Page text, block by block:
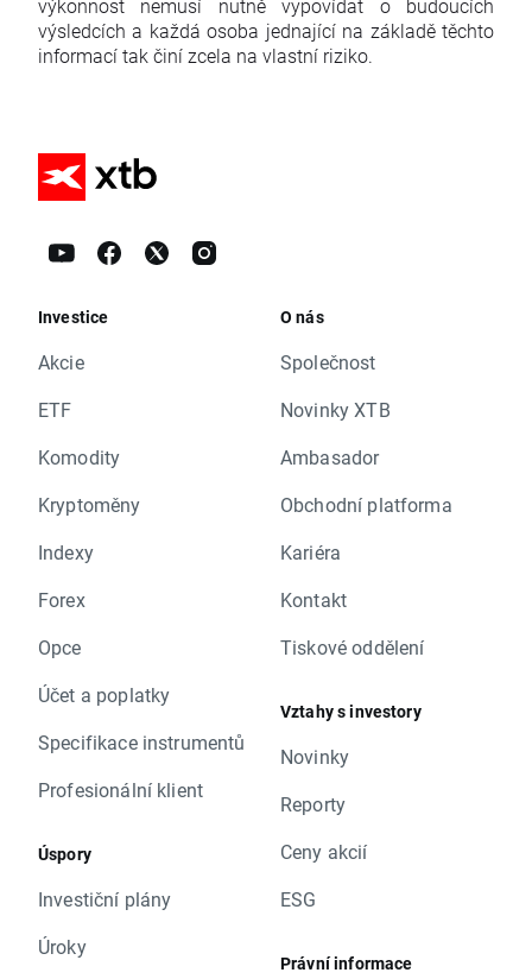
výkonnost nemusí nutně vypovídat o budoucích
výsledcích a každá osoba jednající na základě těchto
informací tak činí zcela na vlastní riziko.
Investice
Akcie
ETF
Komodity
Kryptoměny
Indexy
Forex
Opce
Účet a poplatky
Specifikace instrumentů
Profesionální klient
Úspory
Investiční plány
Úroky
O nás
Společnost
Novinky XTB
Ambasador
Obchodní platforma
Kariéra
Kontakt
Tiskové oddělení
Vztahy s investory
Novinky
Reporty
Ceny akcií
ESG
Právní informace